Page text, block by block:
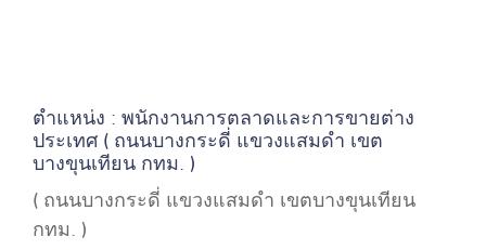
ตำแหน่ง : พนักงานการตลาดและการขายต่าง
ประเทศ ( ถนนบางกระดี่ แขวงแสมดำ เขต
บางขุนเทียน กทม. )
( ถนนบางกระดี่ แขวงแสมดำ เขตบางขุนเทียน
กทม. )